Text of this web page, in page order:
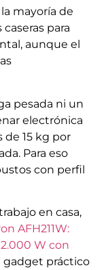
mayoría de
para
aunque el
pesada ni un
electrónica
de 15 kg por
Para eso
con perfil
en casa,
AFH211W:
W con
gadget práctico